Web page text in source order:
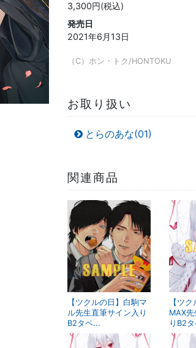
3,300円(税込)
発売日
2021年6月13日
（C）ホン・トク/HONTOKU
お取り扱い
とらのあな(01)
関連商品
【ツクルの日】白駒マ
ル先生直筆サイン入り
B2タペ...
【ツ
MAX
りB2